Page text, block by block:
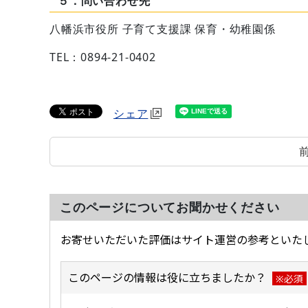
八幡浜市役所 子育て支援課 保育・幼稚園係
TEL：0894-21-0402
シェア
このページについてお聞かせください